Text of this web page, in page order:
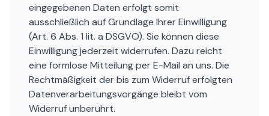
eingegebenen Daten erfolgt somit
ausschließlich auf Grundlage Ihrer Einwilligung
(Art. 6 Abs. 1 lit. a DSGVO). Sie können diese
Einwilligung jederzeit widerrufen. Dazu reicht
eine formlose Mitteilung per E-Mail an uns. Die
Rechtmäßigkeit der bis zum Widerruf erfolgten
Datenverarbeitungsvorgänge bleibt vom
Widerruf unberührt.